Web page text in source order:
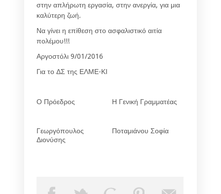
στην απλήρωτη εργασία, στην ανεργία, για μια
καλύτερη ζωή.
Να γίνει η επίθεση στο ασφαλιστικό αιτία
πολέμου!!!
Αργοστόλι 9/01/2016
Για το ΔΣ της ΕΛΜΕ-ΚΙ
Ο Πρόεδρος Η Γενική Γραμματέας
Γεωργόπουλος
Διονύσης
Ποταμιάνου Σοφία